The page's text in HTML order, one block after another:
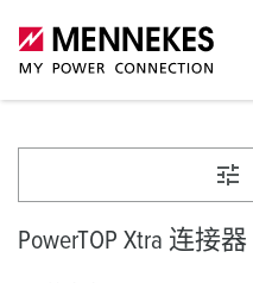
PowerTOP Xtra 连接器